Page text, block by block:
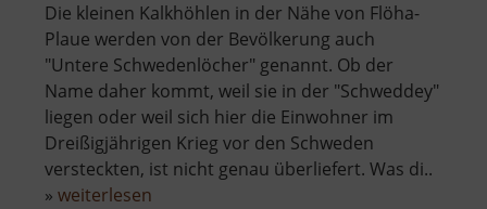
Die kleinen Kalkhöhlen in der Nähe von Flöha-
Plaue werden von der Bevölkerung auch
"Untere Schwedenlöcher" genannt. Ob der
Name daher kommt, weil sie in der "Schweddey"
liegen oder weil sich hier die Einwohner im
Dreißigjährigen Krieg vor den Schweden
versteckten, ist nicht genau überliefert. Was di..
» weiterlesen